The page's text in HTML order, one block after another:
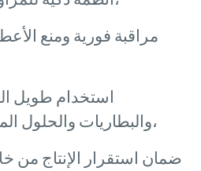
مراقبة فورية ومنع
استخدام طويل
والبطاريات والحلول الميكانيكية عالية الكفاءة،
ضمان استقرار الإنتاج من